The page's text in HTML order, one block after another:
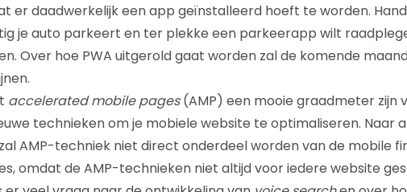
er daadwerkelijk een app geïnstalleerd hoeft te worden.
je auto parkeert en ter plekke een parkeerapp wilt
Over hoe PWA uitgerold gaat worden zal de komende
accelerated mobile pages(AMP) een mooie graadmeter zijn
technieken om je mobiele website te optimaliseren. Naar
AMP-techniek niet direct onderdeel worden van de mobile
omdat de AMP-technieken niet altijd voor iedere website